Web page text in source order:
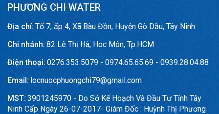
PHƯƠNG CHI WATER
Địa chỉ: Tổ 7, ấp 4, Xã Bàu Đồn, Huyện Gò Dầu, Tây Ninh
Chi nhánh: 82 Lê Thị Hà, Hoc Môn, Tp.HCM
Điện thoại: 0276.353.5079 - 0974.65.65.69 - 0939.28.04.88
Email: locnuocphuongchi79@gmail.com
MST: 3901245970 - Do Sở Kế Hoạch Và Đầu Tư Tỉnh Tây
Ninh Cấp Ngày 26-07-2017- Giám Đốc : Huỳnh Thị Phương